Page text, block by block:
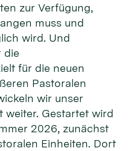
zur Verfügung,
muss und
wird. Und
die
für die neuen
Pastoralen
wir unser
weiter. Gestartet wird
2026, zunächst
Einheiten. Dort